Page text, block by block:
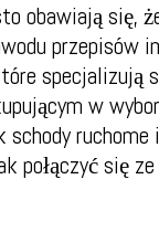
obawiają się,
przepisów
specjalizują
w
połączyć się